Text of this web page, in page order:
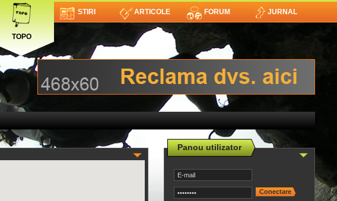
JURNAL
FORUM
ARTICOLE
STIRI
TOPO
Panou utilizator